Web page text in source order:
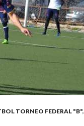
TORNEO FEDERAL "B",